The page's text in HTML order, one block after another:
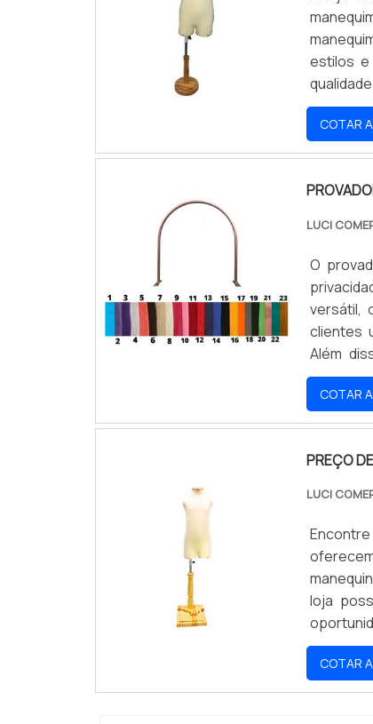
estilos
preços
COTAR
LUCI
O
versátil,
clientes
Além
COTAR
PREÇO
LUCI
loja
melhor
COTAR